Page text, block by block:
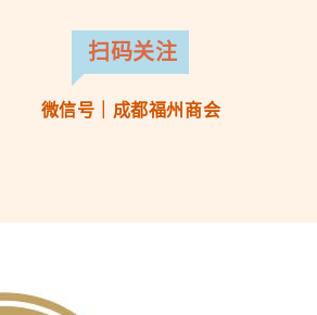
扫码关注
微信号｜成都福州商会